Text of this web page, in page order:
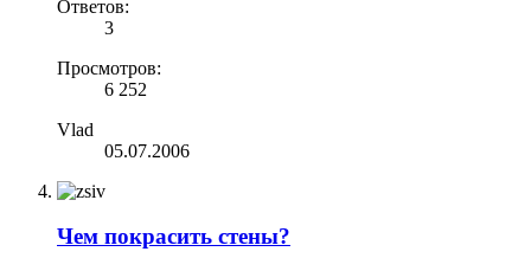
Ответов:
3
Просмотров:
6 252
Vlad
05.07.2006
Чем покрасить стены?